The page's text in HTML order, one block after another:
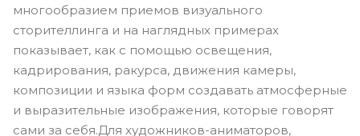
многообразием приемов визуального
сторителлинга и на наглядных примерах
показывает, как с помощью освещения,
кадрирования, ракурса, движения камеры,
композиции и языка форм создавать атмосферные
и выразительные изображения, которые говорят
сами за себя.Для художников-аниматоров,